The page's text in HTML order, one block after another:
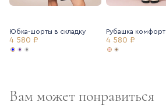
Юбка-шорты в складку
4 580 ₽
Рубашка комфорт
4 580 ₽
Вам может понравиться